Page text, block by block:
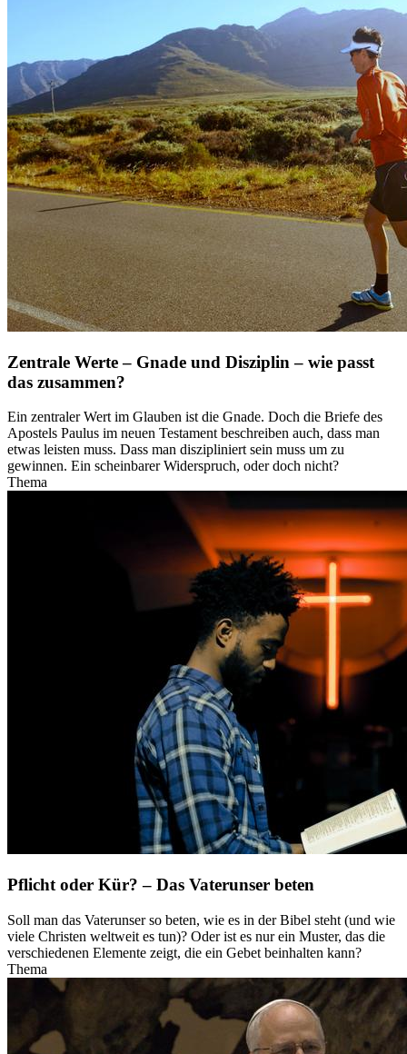
Zentrale Werte – Gnade und Disziplin – wie passt
das zusammen?
Ein zentraler Wert im Glauben ist die Gnade. Doch die Briefe des
Apostels Paulus im neuen Testament beschreiben auch, dass man
etwas leisten muss. Dass man diszipliniert sein muss um zu
gewinnen. Ein scheinbarer Widerspruch, oder doch nicht?
Thema
Pflicht oder Kür? – Das Vaterunser beten
Soll man das Vaterunser so beten, wie es in der Bibel steht (und wie
viele Christen weltweit es tun)? Oder ist es nur ein Muster, das die
verschiedenen Elemente zeigt, die ein Gebet beinhalten kann?
Thema